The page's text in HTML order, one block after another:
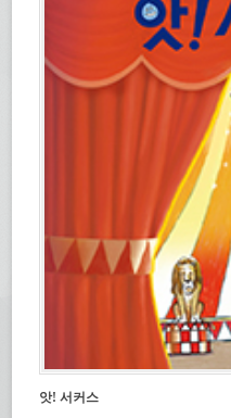
앗! 서커스